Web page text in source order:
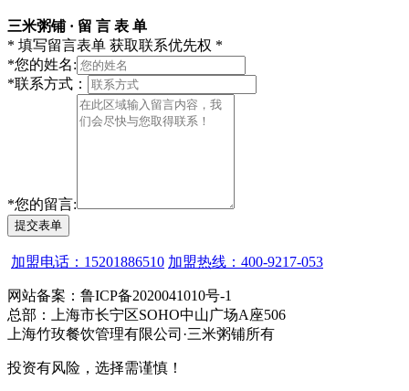
三米粥铺 · 留 言 表 单
* 填写留言表单 获取联系优先权 *
*您的姓名:
*联系方式：
*您的留言:
提交表单
加盟电话：15201886510 加盟热线：400-9217-053
网站备案：鲁ICP备2020041010号-1
总部：上海市长宁区SOHO中山广场A座506
上海竹玫餐饮管理有限公司·三米粥铺所有
投资有风险，选择需谨慎！